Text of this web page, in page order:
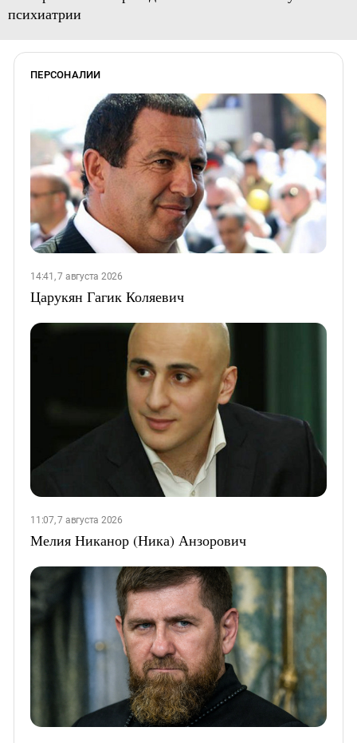
психиатрии
ПЕРСОНАЛИИ
14:41, 7 августа 2026
Царукян Гагик Коляевич
11:07, 7 августа 2026
Мелия Никанор (Ника) Анзорович